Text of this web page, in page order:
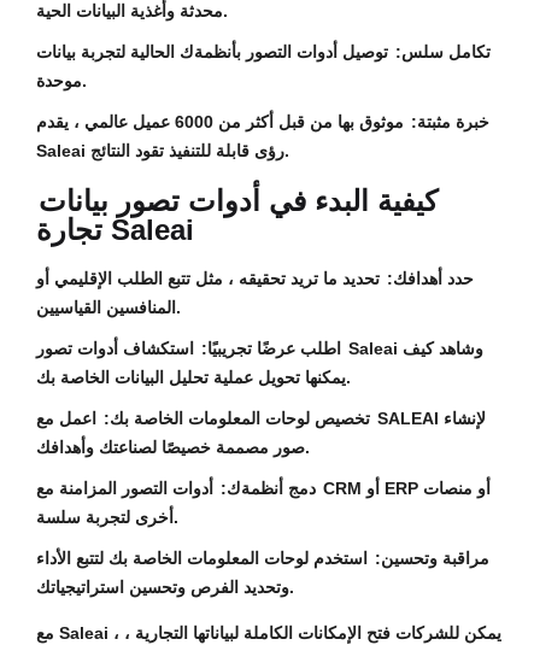
محدثة وأغذية البيانات الحية.
تكامل سلس: توصيل أدوات التصور بأنظمةك الحالية لتجربة بيانات
موحدة.
خبرة مثبتة:
موثوق بها من قبل أكثر من 6000 عميل عالمي ، يقدم
Saleai رؤى قابلة للتنفيذ تقود النتائج.
كيفية البدء في أدوات تصور بيانات
تجارة Saleai
حدد أهدافك: تحديد ما تريد تحقيقه ، مثل تتبع الطلب الإقليمي أو
المنافسين القياسيين.
اطلب عرضًا تجريبيًا:
استكشاف أدوات تصور Saleai وشاهد كيف
يمكنها تحويل عملية تحليل البيانات الخاصة بك.
تخصيص لوحات المعلومات الخاصة بك:
اعمل مع SALEAI لإنشاء
صور مصممة خصيصًا لصناعتك وأهدافك.
دمج أنظمةك:
أدوات التصور المزامنة مع CRM أو ERP أو منصات
أخرى لتجربة سلسة.
مراقبة وتحسين:
استخدم لوحات المعلومات الخاصة بك لتتبع الأداء
وتحديد الفرص وتحسين استراتيجياتك.
مع Saleai ، يمكن للشركات فتح الإمكانات الكاملة لبياناتها التجارية ،